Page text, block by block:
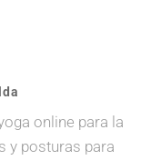
online para la
y posturas para